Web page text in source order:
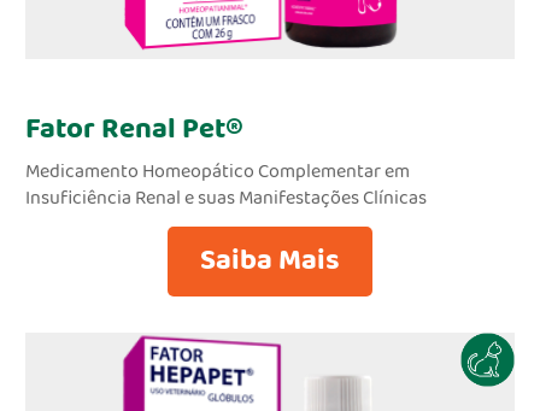
Fator Renal Pet®
Medicamento Homeopático Complementar em
Insuficiência Renal e suas Manifestações Clínicas
Saiba Mais